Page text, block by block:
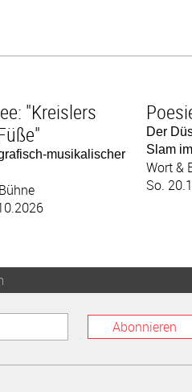
"Kreislers
musikalischer
Der
Slam
Wort &
So.
Abonnieren